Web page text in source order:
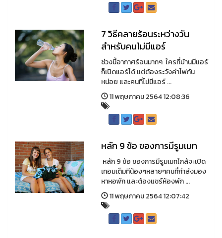
7 วิธีคลายร้อนระหว่างวัน
สำหรับคนไม่มีแอร์
ช่วงนี้อากาศร้อนมากๆ ใครที่บ้านมีแอร์
ก็เปิดแอร์ได้ แต่ต้องระวังค่าไฟกัน
หน่อย และคนที่ไม่มีแอร์ ...
11 พฤษภาคม 2564 12:08:36
หลัก 9 ข้อ ของการมีรูมเมท
หลัก 9 ข้อ ของการมีรูมเมทใกล้จะเปิด
เทอมเต็มทีน้องๆหลายๆคนที่กำลังมอง
หาหอพัก และต้องแชร์ห้องพัก ...
11 พฤษภาคม 2564 12:07:42